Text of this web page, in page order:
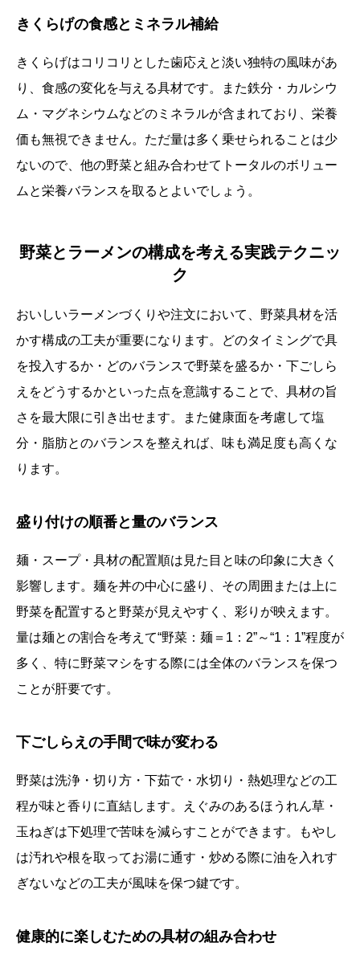
きくらげの食感とミネラル補給
きくらげはコリコリとした歯応えと淡い独特の風味があ
り、食感の変化を与える具材です。また鉄分・カルシウ
ム・マグネシウムなどのミネラルが含まれており、栄養
価も無視できません。ただ量は多く乗せられることは少
ないので、他の野菜と組み合わせてトータルのボリュー
ムと栄養バランスを取るとよいでしょう。
野菜とラーメンの構成を考える実践テクニッ
ク
おいしいラーメンづくりや注文において、野菜具材を活
かす構成の工夫が重要になります。どのタイミングで具
を投入するか・どのバランスで野菜を盛るか・下ごしら
えをどうするかといった点を意識することで、具材の旨
さを最大限に引き出せます。また健康面を考慮して塩
分・脂肪とのバランスを整えれば、味も満足度も高くな
ります。
盛り付けの順番と量のバランス
麺・スープ・具材の配置順は見た目と味の印象に大きく
影響します。麺を丼の中心に盛り、その周囲または上に
野菜を配置すると野菜が見えやすく、彩りが映えます。
量は麺との割合を考えて“野菜：麺＝1：2”～“1：1”程度が
多く、特に野菜マシをする際には全体のバランスを保つ
ことが肝要です。
下ごしらえの手間で味が変わる
野菜は洗浄・切り方・下茹で・水切り・熱処理などの工
程が味と香りに直結します。えぐみのあるほうれん草・
玉ねぎは下処理で苦味を減らすことができます。もやし
は汚れや根を取ってお湯に通す・炒める際に油を入れす
ぎないなどの工夫が風味を保つ鍵です。
健康的に楽しむための具材の組み合わせ